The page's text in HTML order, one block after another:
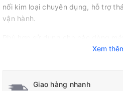
nối kim loại chuyên dụng, hỗ trợ
vận hành.
máy bơm grout xi măng, bơm vữa
Xem
Giao hàng nhanh